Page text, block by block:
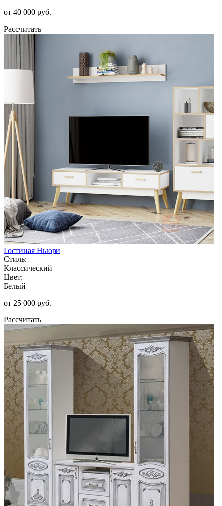
от 40 000 руб.
Рассчитать
Гостиная Ньюри
Стиль:
Классический
Цвет:
Белый
от 25 000 руб.
Рассчитать